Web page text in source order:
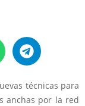
técnicas para
anchas por la red